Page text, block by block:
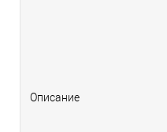
Описание